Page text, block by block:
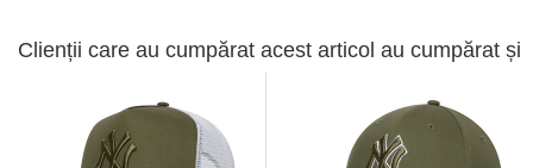
Clienții care au cumpărat acest articol au cumpărat și